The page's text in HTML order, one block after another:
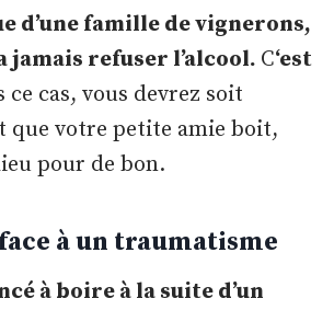
d’une famille de vignerons,
jamais refuser l’alcool. C‘est
ce cas, vous devrez soit
que votre petite amie boit,
pour de bon.
à un traumatisme
à boire à la suite d’un